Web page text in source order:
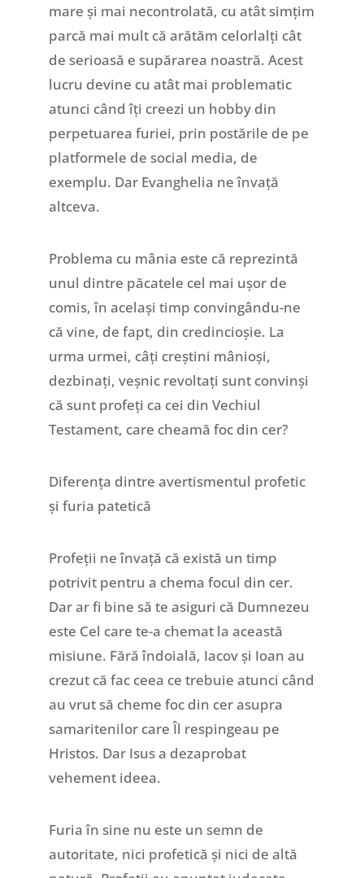
mare și mai necontrolată, cu atât simțim
parcă mai mult că arătăm celorlalți cât
de serioasă e supărarea noastră. Acest
lucru devine cu atât mai problematic
atunci când îți creezi un hobby din
perpetuarea furiei, prin postările de pe
platformele de social media, de
exemplu. Dar Evanghelia ne învață
altceva.
Problema cu mânia este că reprezintă
unul dintre păcatele cel mai ușor de
comis, în același timp convingându-ne
că vine, de fapt, din credincioșie. La
urma urmei, câți creștini mânioși,
dezbinați, veșnic revoltați sunt convinși
că sunt profeți ca cei din Vechiul
Testament, care cheamă foc din cer?
Diferența dintre avertismentul profetic
și furia patetică
Profeții ne învață că există un timp
potrivit pentru a chema focul din cer.
Dar ar fi bine să te asiguri că Dumnezeu
este Cel care te-a chemat la această
misiune. Fără îndoială, Iacov și Ioan au
crezut că fac ceea ce trebuie atunci când
au vrut să cheme foc din cer asupra
samaritenilor care Îl respingeau pe
Hristos. Dar Isus a dezaprobat
vehement ideea.
Furia în sine nu este un semn de
autoritate, nici profetică și nici de altă